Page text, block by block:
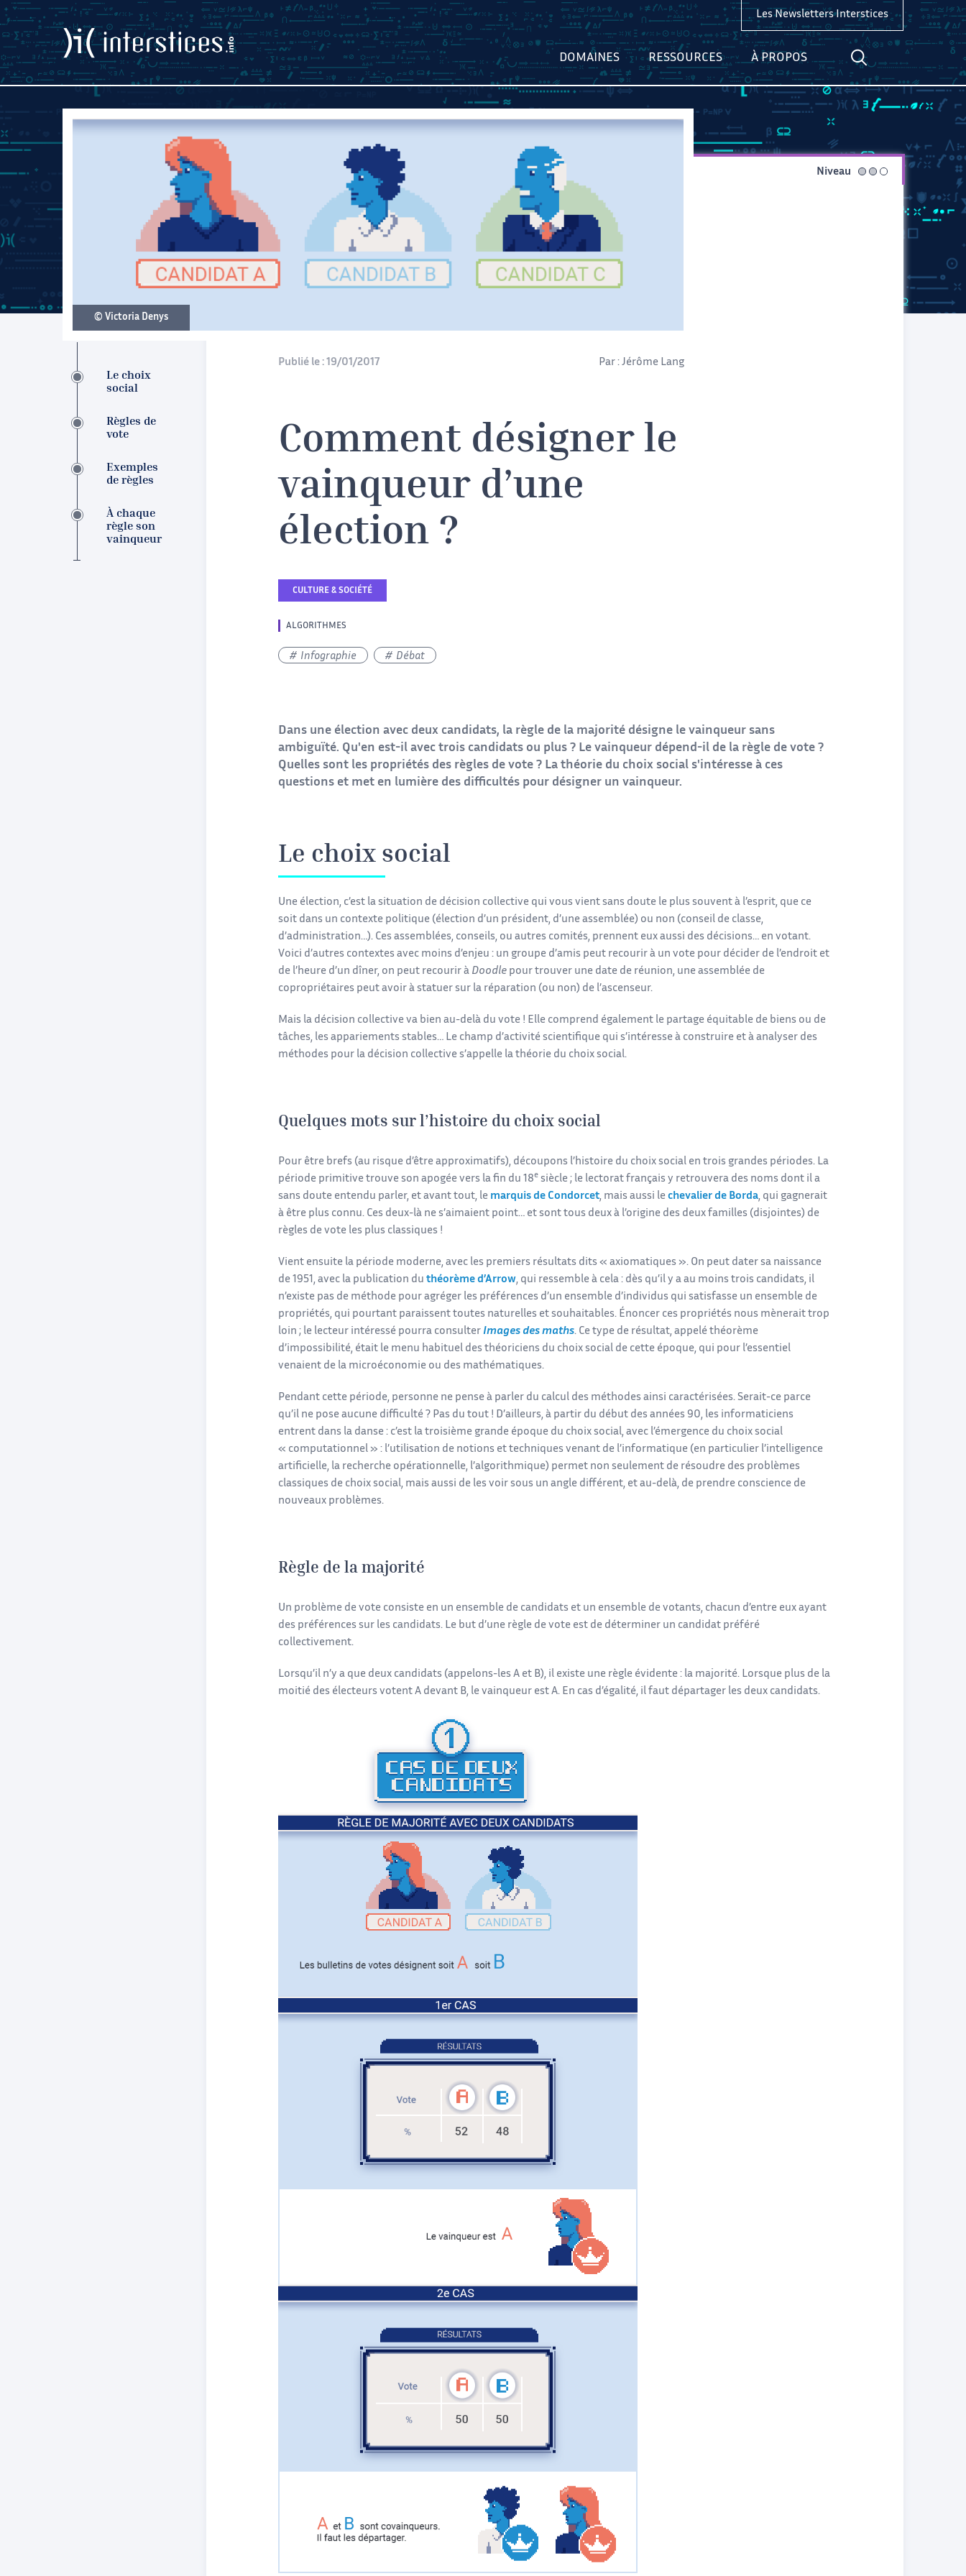
DOMAINES RESSOURCES À PROPOS
Les Newsletters Interstices
© Victoria Denys
Le choix
social
Règles de
vote
Exemples
de règles
À chaque
règle son
vainqueur
Publié le : 19/01/2017 Par : Jérôme Lang
Niveau intermédiaire
Comment désigner le
vainqueur d’une
élection ?
CULTURE & SOCIÉTÉ
ALGORITHMES
Infographie Débat
Dans une élection avec deux candidats, la règle de la majorité désigne le vainqueur sans
ambiguïté. Qu'en est-il avec trois candidats ou plus ? Le vainqueur dépend-il de la règle de vote ?
Quelles sont les propriétés des règles de vote ? La théorie du choix social s'intéresse à ces
questions et met en lumière des difficultés pour désigner un vainqueur.
Le choix social
Une élection, c’est la situation de décision collective qui vous vient sans doute le plus souvent à l’esprit, que ce
soit dans un contexte politique (élection d’un président, d’une assemblée) ou non (conseil de classe,
d’administration…). Ces assemblées, conseils, ou autres comités, prennent eux aussi des décisions… en votant.
Voici d’autres contextes avec moins d’enjeu : un groupe d’amis peut recourir à un vote pour décider de l’endroit et
de l’heure d’un dîner, on peut recourir à Doodle pour trouver une date de réunion, une assemblée de
copropriétaires peut avoir à statuer sur la réparation (ou non) de l’ascenseur.
Mais la décision collective va bien au-delà du vote ! Elle comprend également le partage équitable de biens ou de
tâches, les appariements stables… Le champ d’activité scientifique qui s’intéresse à construire et à analyser des
méthodes pour la décision collective s’appelle la théorie du choix social.
Quelques mots sur l’histoire du choix social
Pour être brefs (au risque d’être approximatifs), découpons l’histoire du choix social en trois grandes périodes. La
période primitive trouve son apogée vers la fin du 18e siècle ; le lectorat français y retrouvera des noms dont il a
sans doute entendu parler, et avant tout, le marquis de Condorcet, mais aussi le chevalier de Borda, qui gagnerait
à être plus connu. Ces deux-là ne s’aimaient point… et sont tous deux à l’origine des deux familles (disjointes) de
règles de vote les plus classiques !
Vient ensuite la période moderne, avec les premiers résultats dits « axiomatiques ». On peut dater sa naissance
de 1951, avec la publication du théorème d’Arrow, qui ressemble à cela : dès qu’il y a au moins trois candidats, il
n’existe pas de méthode pour agréger les préférences d’un ensemble d’individus qui satisfasse un ensemble de
propriétés, qui pourtant paraissent toutes naturelles et souhaitables. Énoncer ces propriétés nous mènerait trop
loin ; le lecteur intéressé pourra consulter Images des maths. Ce type de résultat, appelé théorème
d’impossibilité, était le menu habituel des théoriciens du choix social de cette époque, qui pour l’essentiel
venaient de la microéconomie ou des mathématiques.
Pendant cette période, personne ne pense à parler du calcul des méthodes ainsi caractérisées. Serait-ce parce
qu’il ne pose aucune difficulté ? Pas du tout ! D’ailleurs, à partir du début des années 90, les informaticiens
entrent dans la danse : c’est la troisième grande époque du choix social, avec l’émergence du choix social
« computationnel » : l’utilisation de notions et techniques venant de l’informatique (en particulier l’intelligence
artificielle, la recherche opérationnelle, l’algorithmique) permet non seulement de résoudre des problèmes
classiques de choix social, mais aussi de les voir sous un angle différent, et au-delà, de prendre conscience de
nouveaux problèmes.
Règle de la majorité
Un problème de vote consiste en un ensemble de candidats et un ensemble de votants, chacun d’entre eux ayant
des préférences sur les candidats. Le but d’une règle de vote est de déterminer un candidat préféré
collectivement.
Lorsqu’il n’y a que deux candidats (appelons-les A et B), il existe une règle évidente : la majorité. Lorsque plus de la
moitié des électeurs votent A devant B, le vainqueur est A. En cas d’égalité, il faut départager les deux candidats.